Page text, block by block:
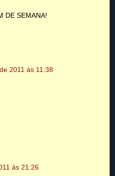
DE SEMANA!
2011 às 11:38
às 21:26